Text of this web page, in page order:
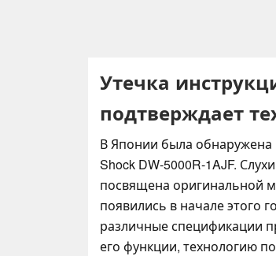
Утечка
подтверждает
В Японии была обнаружена
Shock DW-5000R-1AJF.
посвящена оригинальной
появились в начале этого
различные спецификации
его функции, технологию